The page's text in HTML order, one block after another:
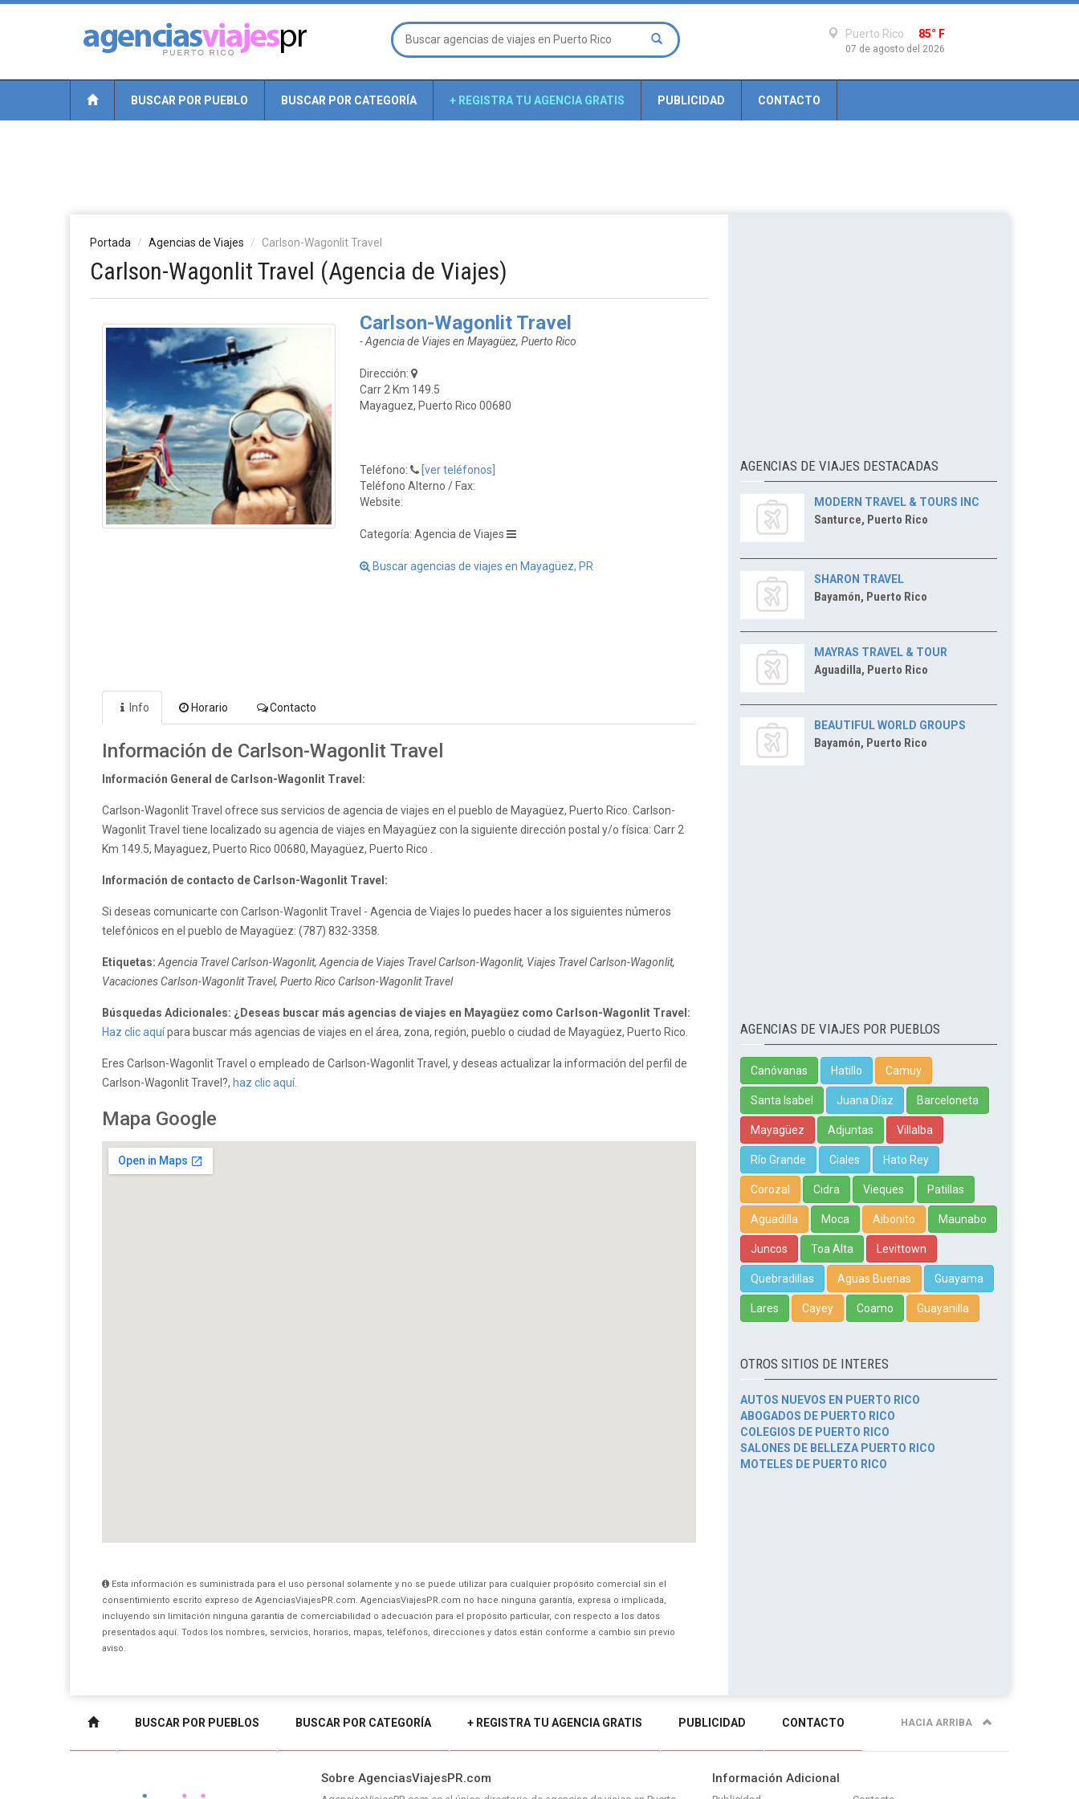
Puerto Rico 85° F
07 de agosto del 2026
BUSCAR POR PUEBLO BUSCAR POR CATEGORÍA + REGISTRA TU AGENCIA GRATIS PUBLICIDAD CONTACTO
Portada Agencias de Viajes Carlson-Wagonlit Travel
Carlson-Wagonlit Travel (Agencia de Viajes)
Carlson-Wagonlit Travel
- Agencia de Viajes en Mayagüez, Puerto Rico
Dirección:
Carr 2 Km 149.5
Mayaguez, Puerto Rico 00680
Teléfono:
[ver teléfonos]
Teléfono Alterno / Fax:
Website:
Categoría: Agencia de Viajes
Buscar agencias de viajes en Mayagüez, PR
Info Horario Contacto
Información de Carlson-Wagonlit Travel
Información General de Carlson-Wagonlit Travel:
Carlson-Wagonlit Travel ofrece sus servicios de agencia de viajes en el pueblo de Mayagüez, Puerto Rico. Carlson-
Wagonlit Travel tiene localizado su agencia de viajes en Mayagüez con la siguiente dirección postal y/o física: Carr 2
Km 149.5, Mayaguez, Puerto Rico 00680, Mayagüez, Puerto Rico .
Información de contacto de Carlson-Wagonlit Travel:
Si deseas comunicarte con Carlson-Wagonlit Travel - Agencia de Viajes lo puedes hacer a los siguientes números
telefónicos en el pueblo de Mayagüez: (787) 832-3358.
Etiquetas: Agencia Travel Carlson-Wagonlit, Agencia de Viajes Travel Carlson-Wagonlit, Viajes Travel Carlson-Wagonlit,
Vacaciones Carlson-Wagonlit Travel, Puerto Rico Carlson-Wagonlit Travel
Búsquedas Adicionales: ¿Deseas buscar más agencias de viajes en Mayagüez como Carlson-Wagonlit Travel:
Haz clic aquípara buscar más agencias de viajes en el área, zona, región, pueblo o ciudad de Mayagüez, Puerto Rico.
Eres Carlson-Wagonlit Travel o empleado de Carlson-Wagonlit Travel, y deseas actualizar la información del perfil de
Carlson-Wagonlit Travel?, haz clic aquí.
Mapa Google
Esta información es suministrada para el uso personal solamente y no se puede utilizar para cualquier propósito comercial sin el
consentimiento escrito expreso de AgenciasViajesPR.com. AgenciasViajesPR.com no hace ninguna garantía, expresa o implicada,
incluyendo sin limitación ninguna garantía de comerciabilidad o adecuación para el propósito particular, con respecto a los datos
presentados aquí. Todos los nombres, servicios, horarios, mapas, teléfonos, direcciones y datos están conforme a cambio sin previo
aviso.
AGENCIAS DE VIAJES DESTACADAS
MODERN TRAVEL & TOURS INC
Santurce, Puerto Rico
SHARON TRAVEL
Bayamón, Puerto Rico
MAYRAS TRAVEL & TOUR
Aguadilla, Puerto Rico
BEAUTIFUL WORLD GROUPS
Bayamón, Puerto Rico
AGENCIAS DE VIAJES POR PUEBLOS
Canóvanas Hatillo Camuy
Santa Isabel Juana Díaz Barceloneta
Mayagüez Adjuntas Villalba
Río Grande Ciales Hato Rey
Corozal Cidra Vieques Patillas
Aguadilla Moca Aibonito Maunabo
Juncos Toa Alta Levittown
Quebradillas Aguas Buenas Guayama
Lares Cayey Coamo Guayanilla
OTROS SITIOS DE INTERES
AUTOS NUEVOS EN PUERTO RICO
ABOGADOS DE PUERTO RICO
COLEGIOS DE PUERTO RICO
SALONES DE BELLEZA PUERTO RICO
MOTELES DE PUERTO RICO
BUSCAR POR PUEBLOS BUSCAR POR CATEGORÍA + REGISTRA TU AGENCIA GRATIS PUBLICIDAD CONTACTO HACIA ARRIBA
Sobre AgenciasViajesPR.com Información Adicional